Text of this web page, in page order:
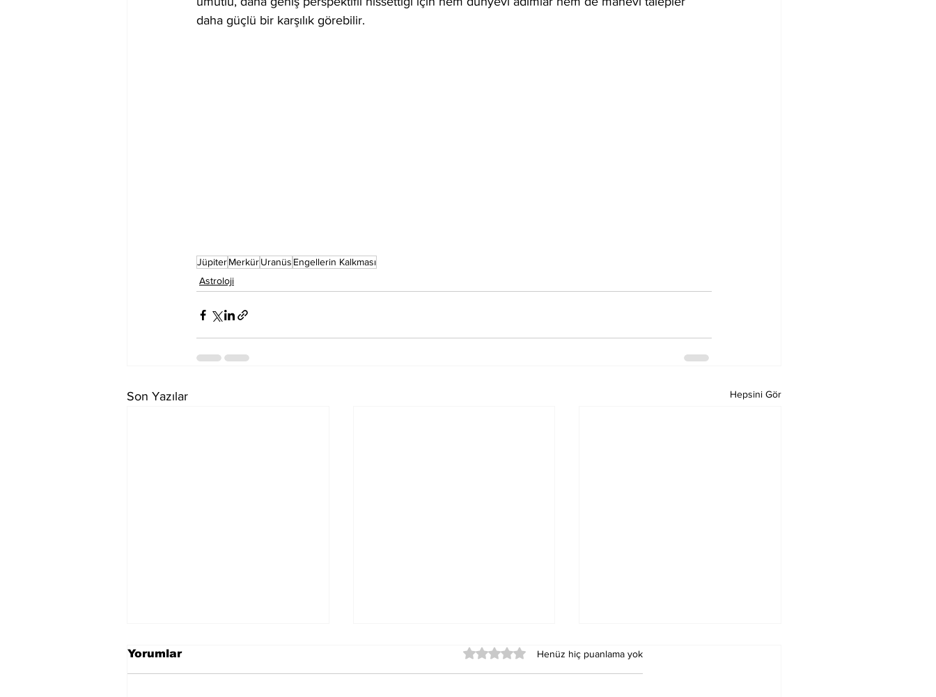
daha güçlü bir karşılık görebilir.
JüpiterMerkürUranüs Engellerin Kalkması
Astroloji
Son Yazılar Hepsini Gör
Yorumlar 5 üzerinden 0 yıldızHenüz hiç puanlama yok